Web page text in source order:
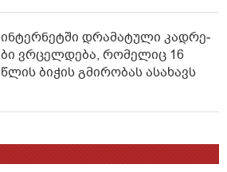
ინ­ტერ­ნეტ­ში დრა­მა­ტუ­ლი კად­რე­
ბი ვრცელდება, რომელიც 16
წლის ბიჭის გმირობას ასახავს